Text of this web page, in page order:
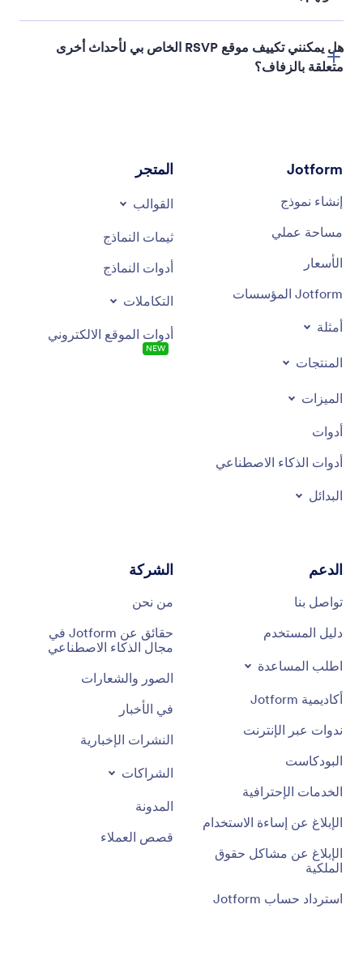
هل يمكنني تكييف موقع RSVP الخاص بي لأحداث أخرى
متعلقة بالزفاف؟
Jotform
إنشاء نموذج
مساحة عملي
الأسعار
Jotform المؤسسات
أمثلة
المنتجات
الميزات
أدوات
أدوات الذكاء الاصطناعي
البدائل
المتجر
القوالب
ثيمات النماذج
أدوات النماذج
التكاملات
أدوات الموقع الالكتروني
NEW
الدعم
تواصل بنا
دليل المستخدم
اطلب المساعدة
أكاديمية Jotform
ندوات عبر الإنترنت
البودكاست
الخدمات الإحترافية
الإبلاغ عن إساءة الاستخدام
الإبلاغ عن مشاكل حقوق
الملكية
استرداد حساب Jotform
الشركة
من نحن
حقائق عن Jotform في
مجال الذكاء الاصطناعي
الصور والشعارات
في الأخبار
النشرات الإخبارية
الشراكات
المدونة
قصص العملاء